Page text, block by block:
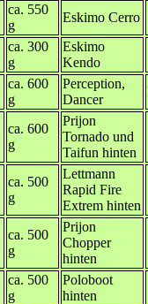
ca. 550
g
Eskimo Cerro
ca. 300
g
Eskimo
Kendo
ca. 600
g
Perception,
Dancer
ca. 600
g
Prijon
Tornado und
Taifun hinten
ca. 500
g
Lettmann
Rapid Fire
Extrem hinten
ca. 500
g
Prijon
Chopper
hinten
ca. 500
g
Poloboot
hinten